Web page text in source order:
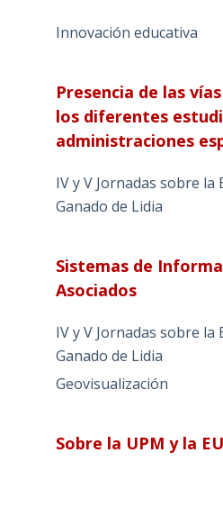
Innovación educativa
Presencia de las
los diferentes
administraciones
IV y V Jornadas sobre la
Ganado de Lidia
Sistemas de
Asociados
IV y V Jornadas sobre la
Ganado de Lidia
Geovisualización
Sobre la UPM y la